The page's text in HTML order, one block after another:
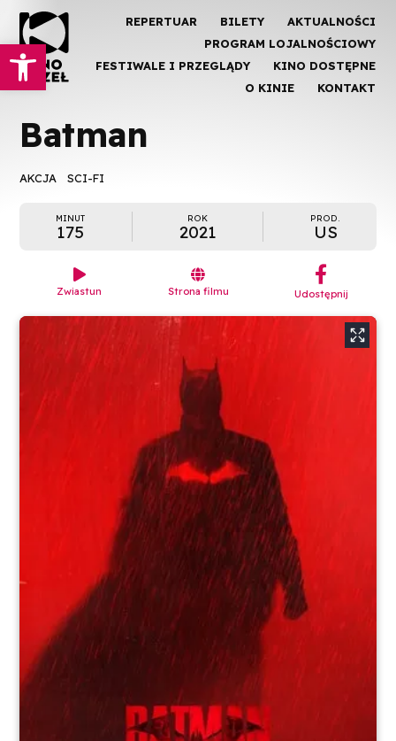
Otwórz pasek narzędzi
REPERTUAR BILETY
AKTUALNOŚCI
PROGRAM LOJALNOŚCIOWY
FESTIWALE I PRZEGLĄDY
KINO DOSTĘPNE
O KINIE
KONTAKT
Batman
AKCJA SCI-FI
MINUT
175
ROK
2021
PROD.
US

Zwiastun

Strona filmu
︁
Udostępnij